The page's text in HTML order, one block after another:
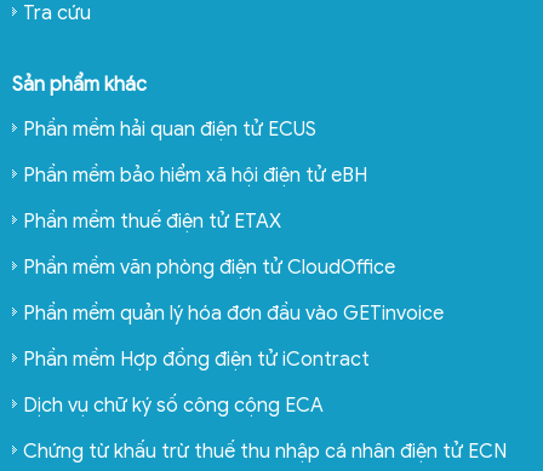
Tra cứu
Sản phẩm khác
Phần mềm hải quan điện tử ECUS
Phần mềm bảo hiểm xã hội điện tử eBH
Phần mềm thuế điện tử ETAX
Phần mềm văn phòng điện tử CloudOffice
Phần mềm quản lý hóa đơn đầu vào GETinvoice
Phần mềm Hợp đồng điện tử iContract
Dịch vụ chữ ký số công cộng ECA
Chứng từ khấu trừ thuế thu nhập cá nhân điện tử ECN